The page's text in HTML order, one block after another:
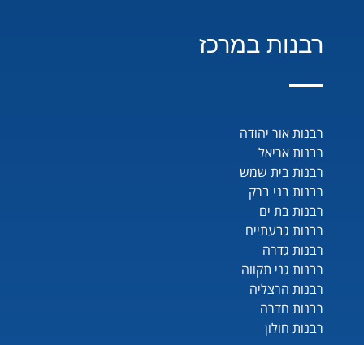
רבנות במרכז
רבנות אור יהודה
רבנות אריאל
רבנות בית שמש
רבנות בני ברק
רבנות בת ים
רבנות גבעתיים
רבנות גדרה
רבנות גני תקווה
רבנות הרצליה
רבנות חדרה
רבנות חולון